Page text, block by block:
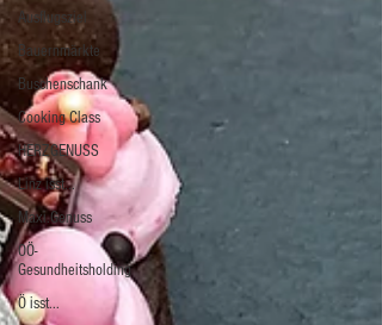
Ausflugsziel
Bauernmärkte
Buschenschank
Cooking Class
HERZGENUSS
Linz isst...
Maxi.Genuss
OÖ-
Gesundheitsholding
Ö isst...